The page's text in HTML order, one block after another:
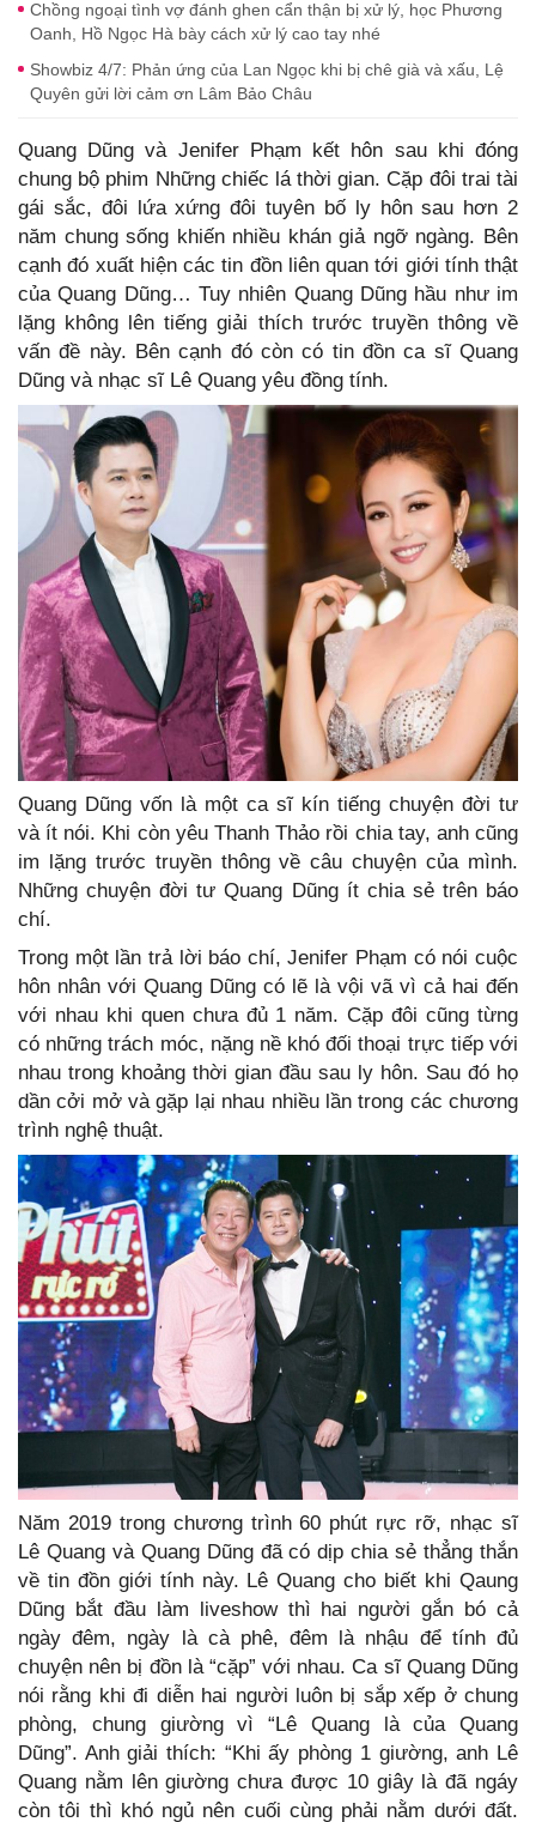
Chồng ngoại tình vợ đánh ghen cẩn thận bị xử lý, học Phương
Oanh, Hồ Ngọc Hà bày cách xử lý cao tay nhé
Showbiz 4/7: Phản ứng của Lan Ngọc khi bị chê già và xấu, Lệ
Quyên gửi lời cảm ơn Lâm Bảo Châu
Quang Dũng và Jenifer Phạm kết hôn sau khi đóng
chung bộ phim Những chiếc lá thời gian. Cặp đôi trai tài
gái sắc, đôi lứa xứng đôi tuyên bố ly hôn sau hơn 2
năm chung sống khiến nhiều khán giả ngỡ ngàng. Bên
cạnh đó xuất hiện các tin đồn liên quan tới giới tính thật
của Quang Dũng… Tuy nhiên Quang Dũng hầu như im
lặng không lên tiếng giải thích trước truyền thông về
vấn đề này. Bên cạnh đó còn có tin đồn ca sĩ Quang
Dũng và nhạc sĩ Lê Quang yêu đồng tính.
Quang Dũng vốn là một ca sĩ kín tiếng chuyện đời tư
và ít nói. Khi còn yêu Thanh Thảo rồi chia tay, anh cũng
im lặng trước truyền thông về câu chuyện của mình.
Những chuyện đời tư Quang Dũng ít chia sẻ trên báo
chí.
Trong một lần trả lời báo chí, Jenifer Phạm có nói cuộc
hôn nhân với Quang Dũng có lẽ là vội vã vì cả hai đến
với nhau khi quen chưa đủ 1 năm. Cặp đôi cũng từng
có những trách móc, nặng nề khó đối thoại trực tiếp với
nhau trong khoảng thời gian đầu sau ly hôn. Sau đó họ
dần cởi mở và gặp lại nhau nhiều lần trong các chương
trình nghệ thuật.
Năm 2019 trong chương trình 60 phút rực rỡ, nhạc sĩ
Lê Quang và Quang Dũng đã có dịp chia sẻ thẳng thắn
về tin đồn giới tính này. Lê Quang cho biết khi Qaung
Dũng bắt đầu làm liveshow thì hai người gắn bó cả
ngày đêm, ngày là cà phê, đêm là nhậu để tính đủ
chuyện nên bị đồn là “cặp” với nhau. Ca sĩ Quang Dũng
nói rằng khi đi diễn hai người luôn bị sắp xếp ở chung
phòng, chung giường vì “Lê Quang là của Quang
Dũng”. Anh giải thích: “Khi ấy phòng 1 giường, anh Lê
Quang nằm lên giường chưa được 10 giây là đã ngáy
còn tôi thì khó ngủ nên cuối cùng phải nằm dưới đất.